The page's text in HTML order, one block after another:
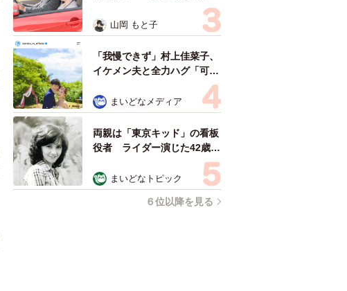
3泊4日の旅 パーキングの休
憩まで分刻み… 「大学生で
も組まねえよ！」
山岡 もと子
「我慢できず」村上佳菜子、
イケメン夫と全力ハグ「可愛
いふたり」「素敵なご夫婦」
まいどなメディア
両親は「東京キッド」の看板
役者 ライダー演じた42歳元
俳優が再婚妻との「ウエディ
ングフォト」計画を明言
「センスあるカメラマン求
まいどなトピック
６位以降を見る